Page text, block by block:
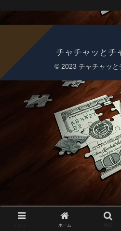
チャチャッとチ
© 2023 チャチャッと
ホーム